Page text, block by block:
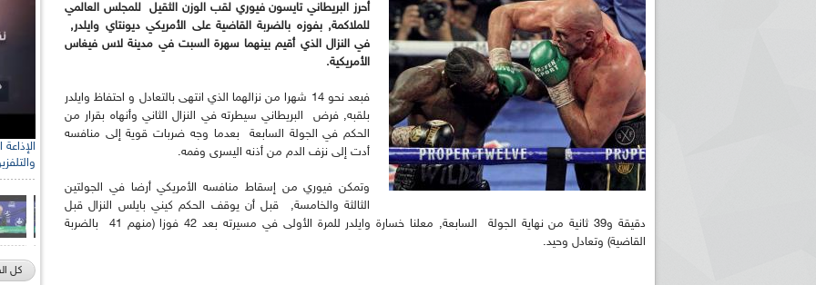
أحرز البريطاني تايسون فيوري لقب الوزن الثقيل للمجلس العالمي
للملاكمة, بفوزه بالضربة القاضية على الأمريكي ديونتاي وايلدر,
في النزال الذي أقيم بينهما سهرة السبت في مدينة لاس فيغاس
الأمريكية.
فبعد نحو 14 شهرا من نزالهما الذي انتهى بالتعادل و احتفاظ وايلدر
بلقبه, فرض البريطاني سيطرته في النزال الثاني وأنهاه بقرار من
الحكم في الجولة السابعة بعدما وجه ضربات قوية إلى منافسه
أدت إلى نزف الدم من أذنه اليسرى وفمه.
وتمكن فيوري من إسقاط منافسه الأمريكي أرضا في الجولتين
الثالثة والخامسة, قبل أن يوقف الحكم كيني بايلس النزال قبل
دقيقة و39 ثانية من نهاية الجولة السابعة, معلنا خسارة وايلدر للمرة الأولى في مسيرته بعد 42 فوزا (منهم 41 بالضربة
القاضية) وتعادل وحيد.
كل